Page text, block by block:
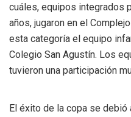
cuáles, equipos integrados
años, jugaron en el
esta categoría el equipo
Colegio San Agustín. Los
tuvieron una participación
El éxito de la copa se